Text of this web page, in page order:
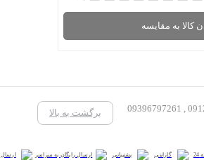
کالا به مقایسه
برگشت به بالا